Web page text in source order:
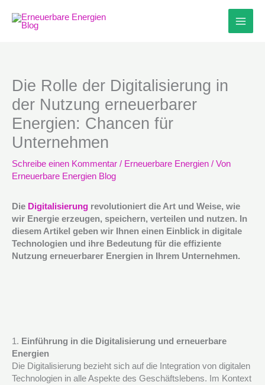
Inhalt
springen
Die Rolle der Digitalisierung in
der Nutzung erneuerbarer
Energien: Chancen für
Unternehmen
Schreibe einen Kommentar / Erneuerbare Energien / Von
Erneuerbare Energien Blog
Die Digitalisierung revolutioniert die Art und Weise, wie
wir Energie erzeugen, speichern, verteilen und nutzen. In
diesem Artikel geben wir Ihnen einen Einblick in digitale
Technologien und ihre Bedeutung für die effiziente
Nutzung erneuerbarer Energien in Ihrem Unternehmen.
1. Einführung in die Digitalisierung und erneuerbare
Energien
Die Digitalisierung bezieht sich auf die Integration von digitalen
Technologien in alle Aspekte des Geschäftslebens. Im Kontext